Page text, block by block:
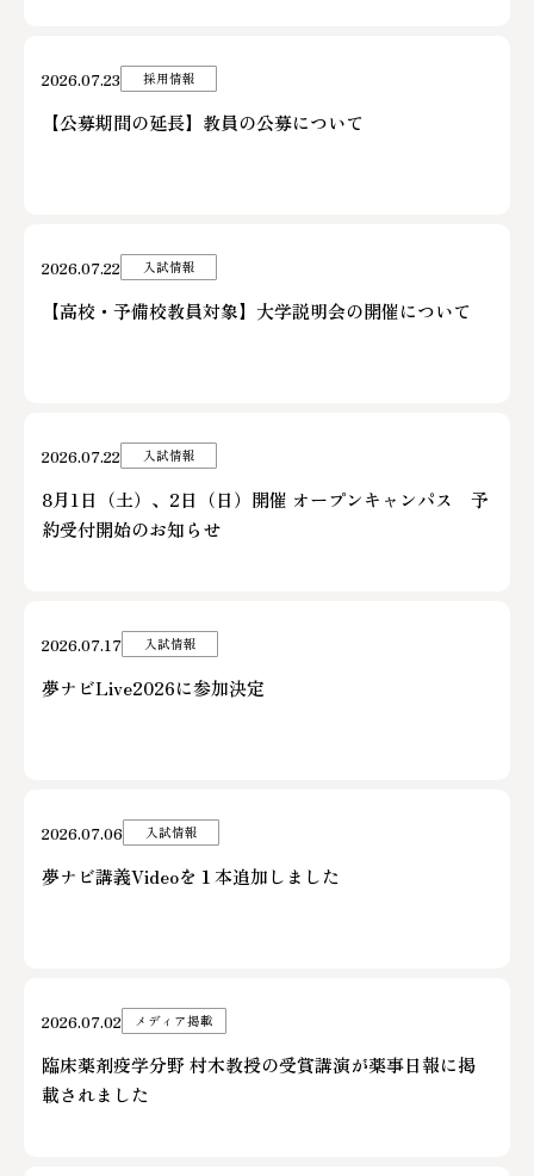
2026.07.23 採用情報
【公募期間の延長】教員の公募について
2026.07.22 入試情報
【高校・予備校教員対象】大学説明会の開催について
2026.07.22 入試情報
8月1日（土）、2日（日）開催 オープンキャンパス 予
約受付開始のお知らせ
2026.07.17 入試情報
夢ナビLive2026に参加決定
2026.07.06 入試情報
夢ナビ講義Videoを１本追加しました
2026.07.02 メディア掲載
臨床薬剤疫学分野 村木教授の受賞講演が薬事日報に掲
載されました